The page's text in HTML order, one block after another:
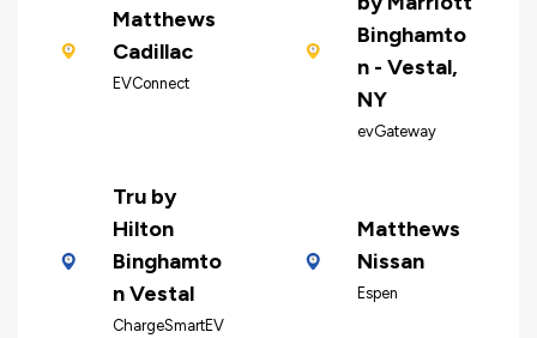
Matthews
Cadillac
EVConnect
Binghamto
n - Vestal,
NY
evGateway
Tru by
Hilton
Binghamto
n Vestal
ChargeSmartEV
Matthews
Nissan
Espen